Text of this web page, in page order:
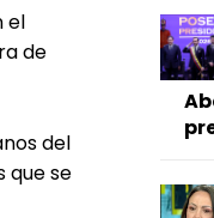
el
de
del
que se